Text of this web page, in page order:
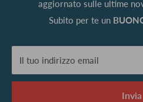
aggiornato sulle ultime
Subito per te un
Il tuo indirizzo email
Invia